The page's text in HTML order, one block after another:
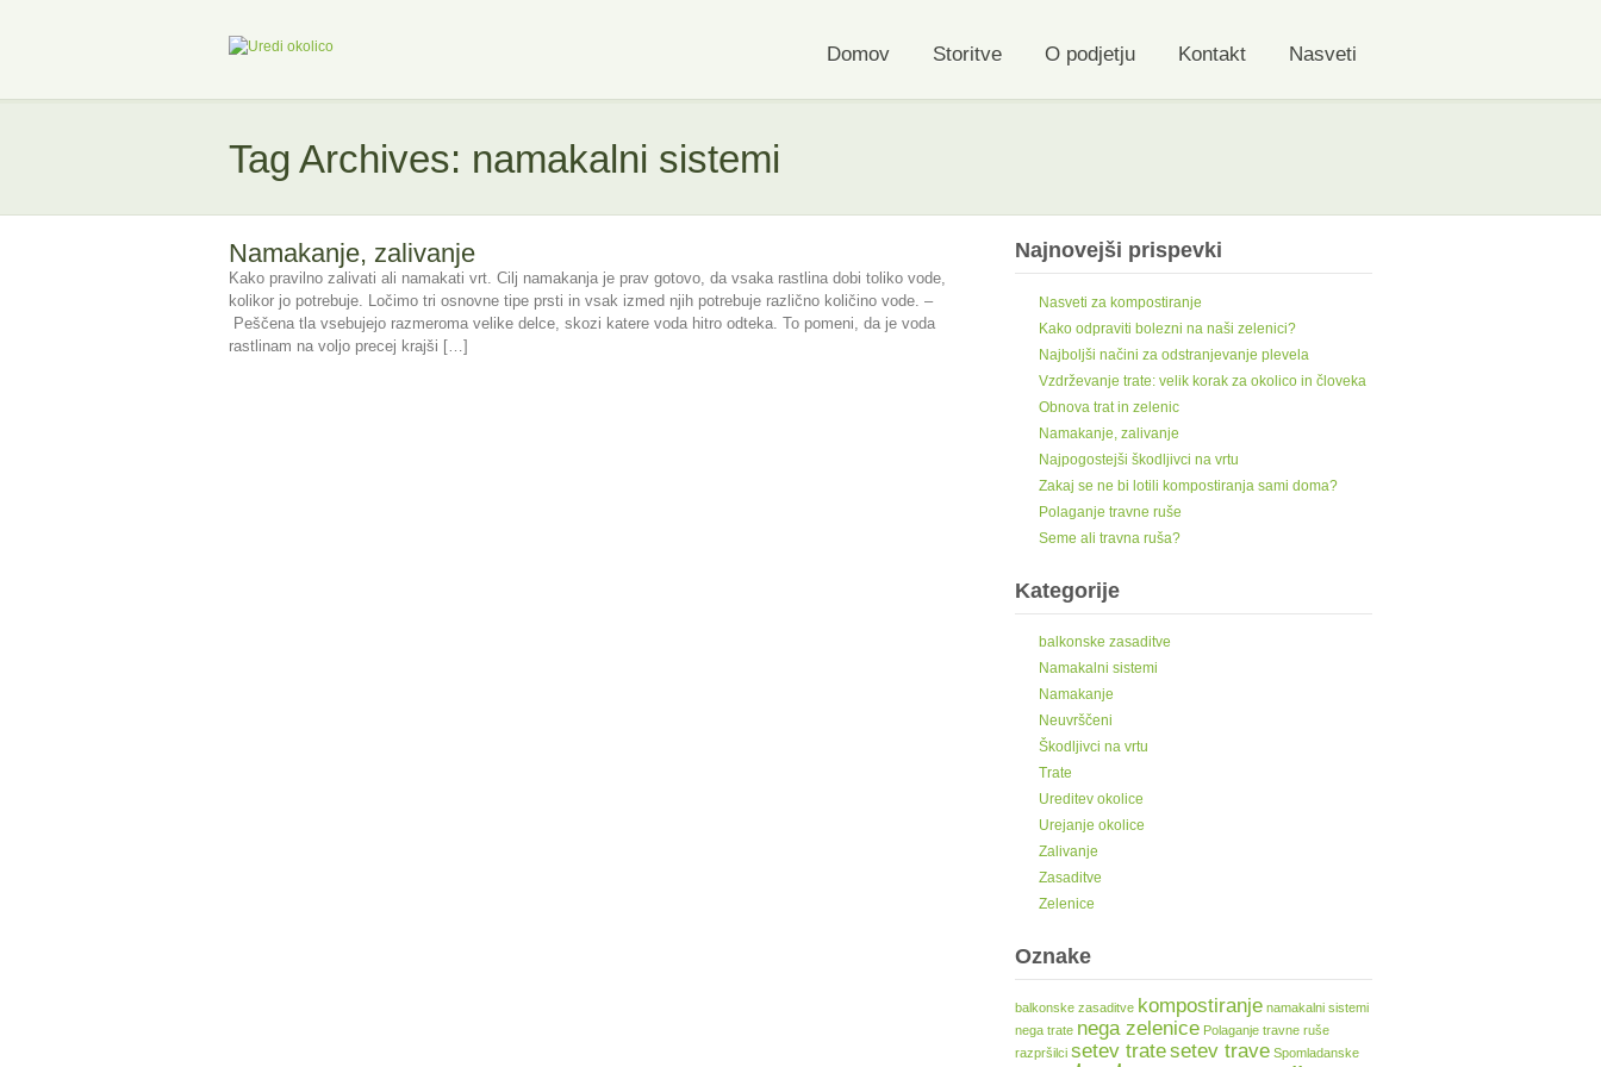
Domov Storitve O podjetju Kontakt Nasveti
Tag Archives: namakalni sistemi
Namakanje, zalivanje
Kako pravilno zalivati ali namakati vrt. Cilj namakanja je prav gotovo, da vsaka rastlina dobi toliko vode,
kolikor jo potrebuje. Ločimo tri osnovne tipe prsti in vsak izmed njih potrebuje različno količino vode. –
Peščena tla vsebujejo razmeroma velike delce, skozi katere voda hitro odteka. To pomeni, da je voda
rastlinam na voljo precej krajši […]
Najnovejši prispevki
Nasveti za kompostiranje
Kako odpraviti bolezni na naši zelenici?
Najboljši načini za odstranjevanje plevela
Vzdrževanje trate: velik korak za okolico in človeka
Obnova trat in zelenic
Namakanje, zalivanje
Najpogostejši škodljivci na vrtu
Zakaj se ne bi lotili kompostiranja sami doma?
Polaganje travne ruše
Seme ali travna ruša?
Kategorije
balkonske zasaditve
Namakalni sistemi
Namakanje
Neuvrščeni
Škodljivci na vrtu
Trate
Ureditev okolice
Urejanje okolice
Zalivanje
Zasaditve
Zelenice
Oznake
balkonske zasaditve kompostiranje namakalni sistemi
nega trate nega zelenice Polaganje travne ruše
razpršilci setev tratesetev trave Spomladanske